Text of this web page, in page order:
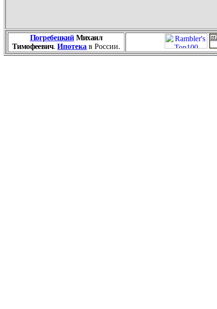
Погребецкий Михаил
Тимофеевич.Ипотека в России.